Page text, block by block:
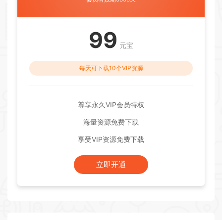
99 元宝
每天可下载10个VIP资源
尊享永久VIP会员特权
海量资源免费下载
享受VIP资源免费下载
立即开通